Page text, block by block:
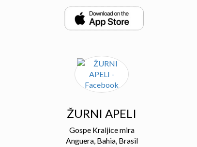
ŽURNI APELI
Gospe Kraljice mira
Anguera, Bahia, Brasil